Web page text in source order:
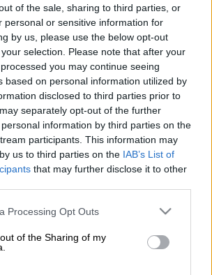
of the sale, sharing to third parties, or
personal or sensitive information for
by us, please use the below opt-out
selection. Please note that after your
you may continue seeing
based on personal information utilized by
disclosed to third parties prior to
separately opt-out of the further
information by third parties on the
participants. This information may
us to third parties on the IAB’s List of
that may further disclose it to other
website/app uses one or more Google
visit or usage behaviour. You may click to
to Google and its third-party tags to
specified purposes in below Google
Processing Opt Outs
of the Sharing of my
το ΕΘΝΟΣ στη Google
βρήκε μία 67χρονη
απόφωτιάπου ξέσπασε τα
κατοικία στο κέντρο
λίγα λεπτά πριν τις 12 τα
– Γαλλίας. Οι
έφτασαν στο σπίτι
σε δωμάτια γεμάτα με